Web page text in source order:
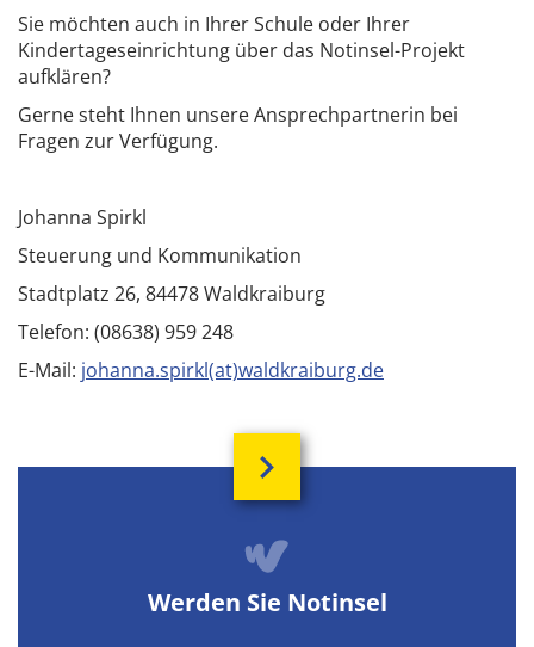
Sie möchten auch in Ihrer Schule oder Ihrer
Kindertageseinrichtung über das Notinsel-Projekt
aufklären?
Gerne steht Ihnen unsere Ansprechpartnerin bei
Fragen zur Verfügung.
Johanna Spirkl
Steuerung und Kommunikation
Stadtplatz 26, 84478 Waldkraiburg
Telefon: (08638) 959 248
E-Mail: johanna.spirkl(at)waldkraiburg.de
Werden Sie Notinsel